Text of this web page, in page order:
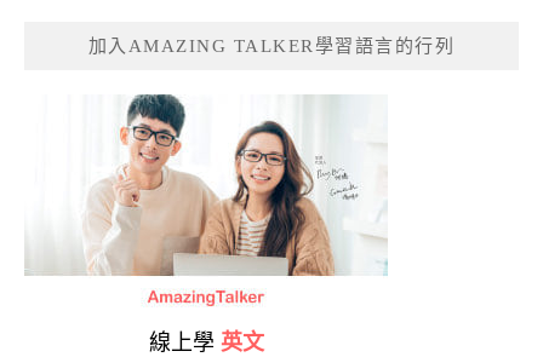
加入AMAZING TALKER學習語言的行列
線上學 英文